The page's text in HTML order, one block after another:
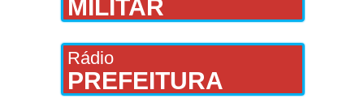
MILITAR
Rádio
PREFEITURA